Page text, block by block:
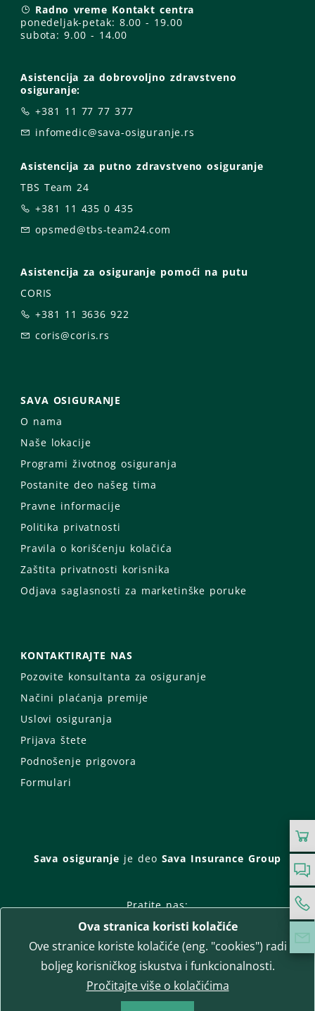
Radno vreme Kontakt centra
ponedeljak-petak: 8.00 - 19.00
subota: 9.00 - 14.00
Asistencija za dobrovoljno zdravstveno
osiguranje:
+381 11 77 77 377
infomedic@sava-osiguranje.rs
Asistencija za putno zdravstveno osiguranje
TBS Team 24
+381 11 435 0 435
opsmed@tbs-team24.com
Asistencija za osiguranje pomoći na putu
CORIS
+381 11 3636 922
coris@coris.rs
SAVA OSIGURANJE
O nama
Naše lokacije
Programi životnog osiguranja
Postanite deo našeg tima
Pravne informacije
Politika privatnosti
Pravila o korišćenju kolačića
Zaštita privatnosti korisnika
Odjava saglasnosti za marketinške poruke
KONTAKTIRAJTE NAS
Pozovite konsultanta za osiguranje
Načini plaćanja premije
Uslovi osiguranja
Prijava štete
Podnošenje prigovora
Formulari
Sava osiguranje je deo Sava Insurance Group
Pratite nas:
Facebook
Instagram
LinkedIn
Twitter
YouTube
WhatsApp
T-media d.o.o. | napredne komunikacije
Ova stranica koristi kolačiće
Ove stranice koriste kolačiće (eng. "cookies") radi
boljeg korisničkog iskustva i funkcionalnosti.
Pročitajte više o kolačićima